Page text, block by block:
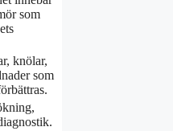
som
knölar,
som